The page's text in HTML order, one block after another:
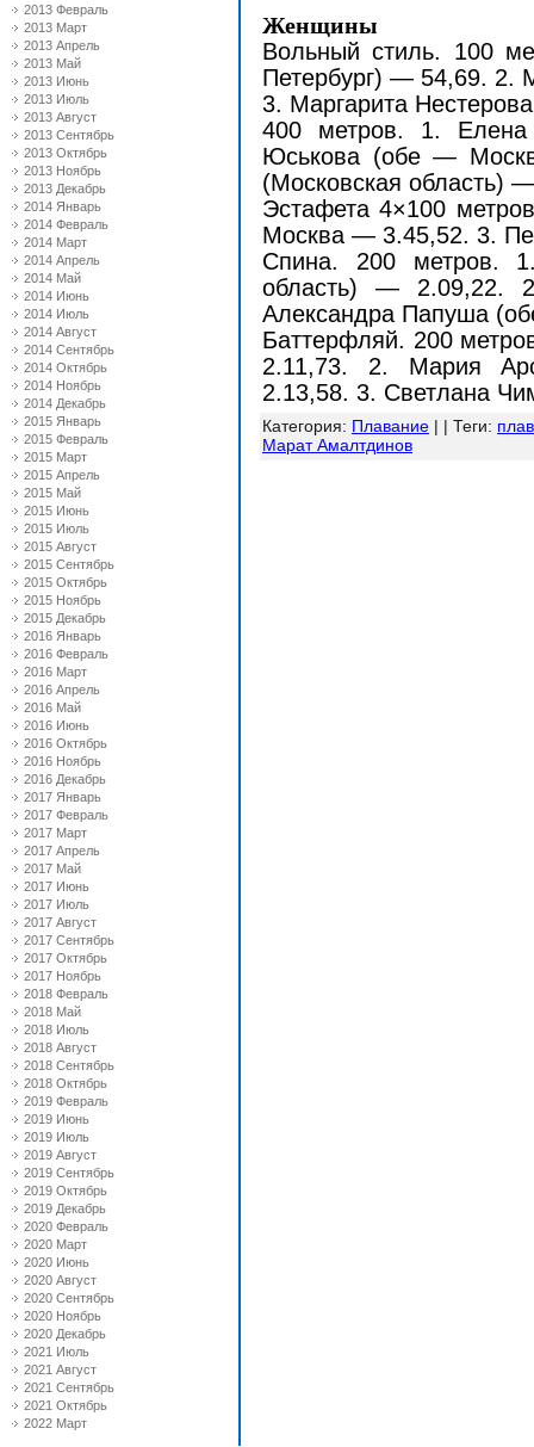
2013 Февраль
2013 Март
2013 Апрель
2013 Май
2013 Июнь
2013 Июль
2013 Август
2013 Сентябрь
2013 Октябрь
2013 Ноябрь
2013 Декабрь
2014 Январь
2014 Февраль
2014 Март
2014 Апрель
2014 Май
2014 Июнь
2014 Июль
2014 Август
2014 Сентябрь
2014 Октябрь
2014 Ноябрь
2014 Декабрь
2015 Январь
2015 Февраль
2015 Март
2015 Апрель
2015 Май
2015 Июнь
2015 Июль
2015 Август
2015 Сентябрь
2015 Октябрь
2015 Ноябрь
2015 Декабрь
2016 Январь
2016 Февраль
2016 Март
2016 Апрель
2016 Май
2016 Июнь
2016 Октябрь
2016 Ноябрь
2016 Декабрь
2017 Январь
2017 Февраль
2017 Март
2017 Апрель
2017 Май
2017 Июнь
2017 Июль
2017 Август
2017 Сентябрь
2017 Октябрь
2017 Ноябрь
2018 Февраль
2018 Май
2018 Июль
2018 Август
2018 Сентябрь
2018 Октябрь
2019 Февраль
2019 Июнь
2019 Июль
2019 Август
2019 Сентябрь
2019 Октябрь
2019 Декабрь
2020 Февраль
2020 Март
2020 Июнь
2020 Август
2020 Сентябрь
2020 Ноябрь
2020 Декабрь
2021 Июль
2021 Август
2021 Сентябрь
2021 Октябрь
2022 Март
Женщины
Вольный стиль. 100
Петербург) — 54,69. 2.
3. Маргарита
400 метров. 1.
Юськова (обе —
(Московская область)
Эстафета 4×100
Москва — 3.45,52. 3.
Спина. 200 метров.
область) — 2.09,22.
Александра Папуша
Баттерфляй. 200
2.11,73. 2. Мария
2.13,58. 3. Светлана
Категория: Плавание | | Теги:
Марат Амалтдинов